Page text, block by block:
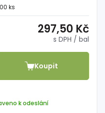
ks
297,50 Kč
s DPH / bal
Koupit
k odeslání